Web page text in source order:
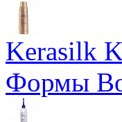
Kerasilk
Формы